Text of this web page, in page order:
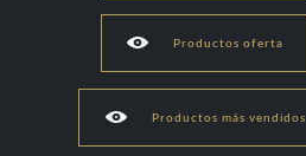
 Productos oferta
 Productos más vendidos